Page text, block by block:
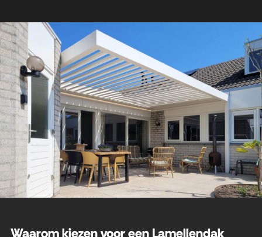
Waarom kiezen voor een Lamellendak